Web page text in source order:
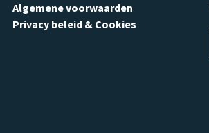
Algemene voorwaarden
Privacy beleid & Cookies